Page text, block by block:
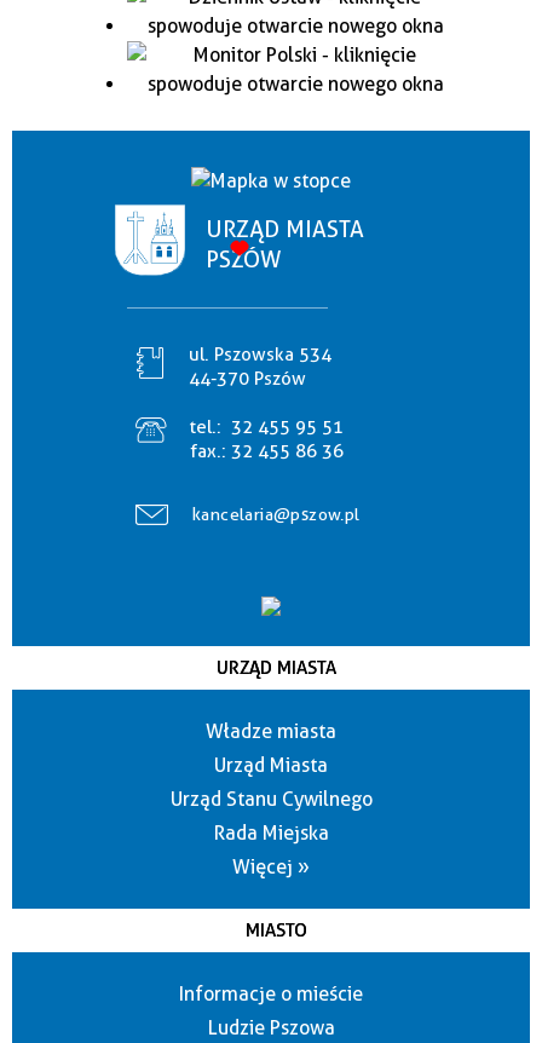
URZĄD MIASTA
PSZÓW
ul. Pszowska 534
44-370 Pszów
tel.: 32 455 95 51
fax.: 32 455 86 36
kancelaria@pszow.pl
URZĄD MIASTA
Władze miasta
Urząd Miasta
Urząd Stanu Cywilnego
Rada Miejska
Więcej »
MIASTO
Informacje o mieście
Ludzie Pszowa